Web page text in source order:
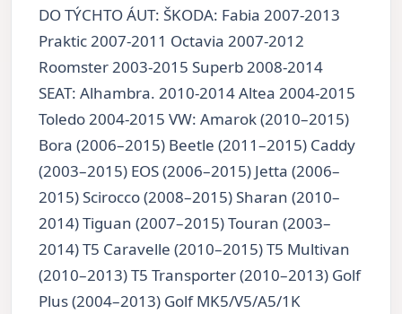
DO TÝCHTO ÁUT: ŠKODA: Fabia 2007-2013
Praktic 2007-2011 Octavia 2007-2012
Roomster 2003-2015 Superb 2008-2014
SEAT: Alhambra. 2010-2014 Altea 2004-2015
Toledo 2004-2015 VW: Amarok (2010–2015)
Bora (2006–2015) Beetle (2011–2015) Caddy
(2003–2015) EOS (2006–2015) Jetta (2006–
2015) Scirocco (2008–2015) Sharan (2010–
2014) Tiguan (2007–2015) Touran (2003–
2014) T5 Caravelle (2010–2015) T5 Multivan
(2010–2013) T5 Transporter (2010–2013) Golf
Plus (2004–2013) Golf MK5/V5/A5/1K